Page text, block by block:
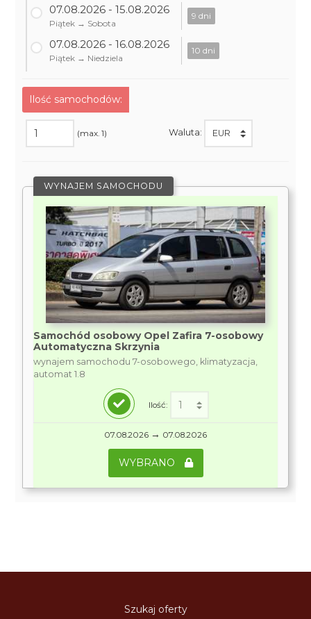
07.08.2026 - 15.08.2026
Piątek → Sobota
9 dni
07.08.2026 - 16.08.2026
Piątek → Niedziela
10 dni
Ilość samochodów:
(max. 1) Waluta:
WYNAJEM SAMOCHODU
Samochód osobowy Opel Zafira 7-osobowy
Automatyczna Skrzynia
wynajem samochodu 7-osobowego, klimatyzacja,
automat 1.8
Ilość:
07.08.2026 → 07.08.2026
WYBRANO
Szukaj oferty